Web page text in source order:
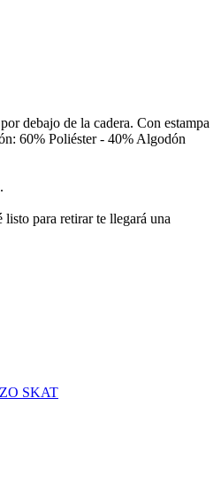
debajo de la cadera. Con estampa
60% Poliéster - 40% Algodón
para retirar te llegará una